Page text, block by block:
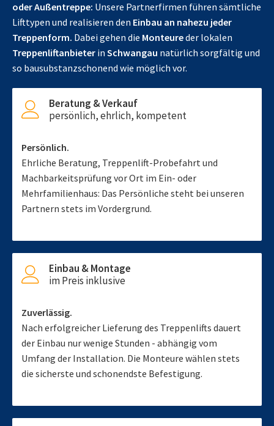
oder Außentreppe: Unsere Partnerfirmen führen sämtliche
Lifttypen und realisieren den Einbau an nahezu jeder
Treppenform. Dabei gehen die Monteureder lokalen
Treppenliftanbieter in Schwangau natürlich sorgfältig und
so bausubstanzschonend wie möglich vor.
Beratung & Verkauf
persönlich, ehrlich, kompetent
Persönlich.
Ehrliche Beratung, Treppenlift-Probefahrt und
Machbarkeitsprüfung vor Ort im Ein- oder
Mehrfamilienhaus: Das Persönliche steht bei unseren
Partnern stets im Vordergrund.
Einbau & Montage
im Preis inklusive
Zuverlässig.
Nach erfolgreicher Lieferung des Treppenlifts dauert
der Einbau nur wenige Stunden - abhängig vom
Umfang der Installation. Die Monteure wählen stets
die sicherste und schonendste Befestigung.